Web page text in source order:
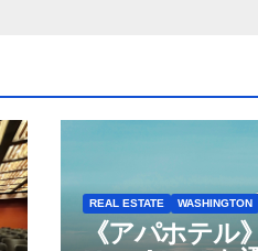
REAL ESTATE WASHINGTON
《アパホテル